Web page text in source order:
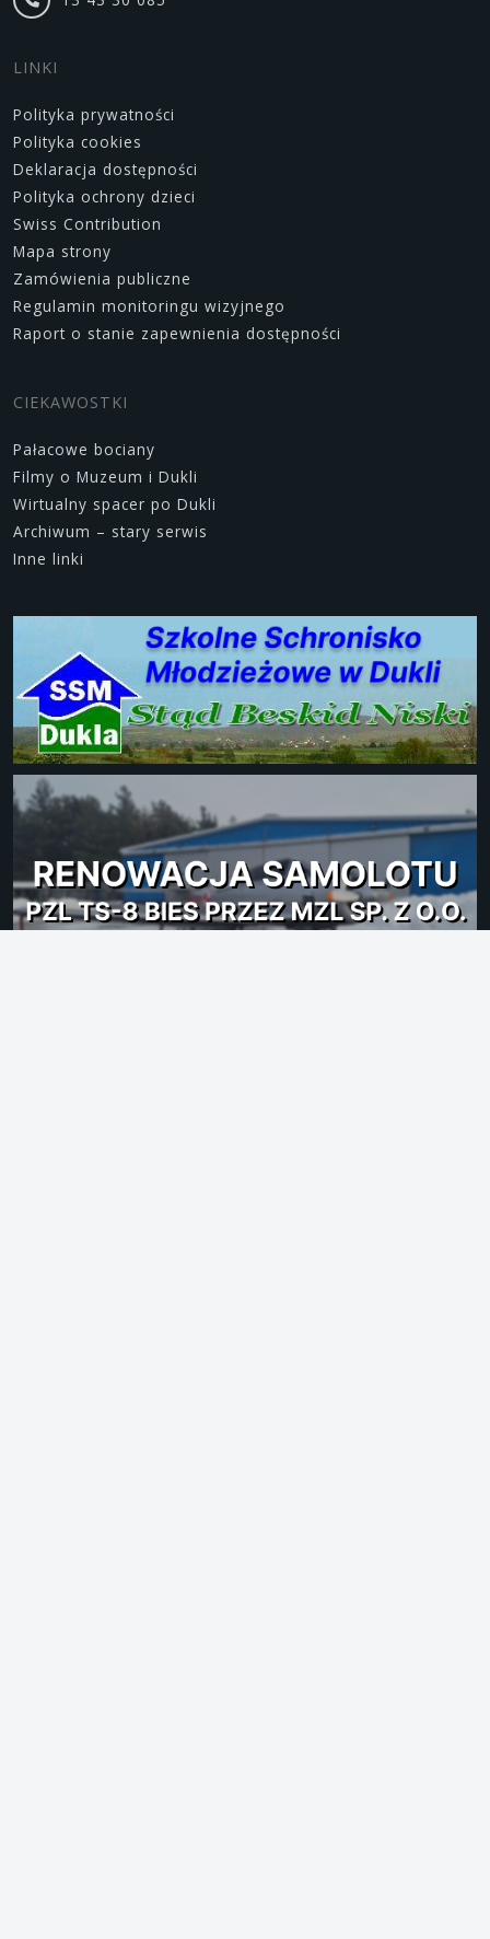
LINKI
Polityka prywatności
Polityka cookies
Deklaracja dostępności
Polityka ochrony dzieci
Swiss Contribution
Mapa strony
Zamówienia publiczne
Regulamin monitoringu wizyjnego
Raport o stanie zapewnienia dostępności
CIEKAWOSTKI
Pałacowe bociany
Filmy o Muzeum i Dukli
Wirtualny spacer po Dukli
Archiwum – stary serwis
Inne linki